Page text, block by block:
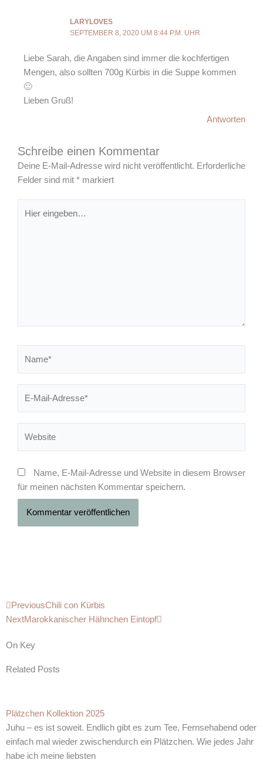
LARYLOVES
SEPTEMBER 8, 2020 UM 8:44 P.M. UHR
Liebe Sarah, die Angaben sind immer die kochfertigen
Mengen, also sollten 700g Kürbis in die Suppe kommen
🙂
Lieben Gruß!
Antworten
Schreibe einen Kommentar
Deine E-Mail-Adresse wird nicht veröffentlicht. Erforderliche
Felder sind mit * markiert
eingeben…
Name, E-Mail-Adresse und Website in diesem Browser
für meinen nächsten Kommentar speichern.
Zurück
PreviousChili con Kürbis
NextMarokkanischer Hähnchen Eintopf
On Key
Related Posts
Plätzchen Kollektion 2025
Juhu – es ist soweit. Endlich gibt es zum Tee, Fernsehabend oder
einfach mal wieder zwischendurch ein Plätzchen. Wie jedes Jahr
habe ich meine liebsten